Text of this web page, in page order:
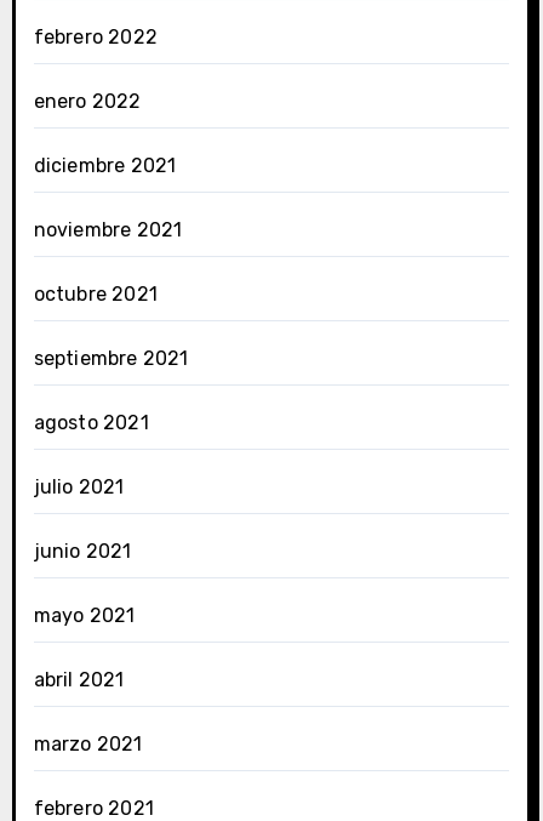
febrero 2022
enero 2022
diciembre 2021
noviembre 2021
octubre 2021
septiembre 2021
agosto 2021
julio 2021
junio 2021
mayo 2021
abril 2021
marzo 2021
febrero 2021